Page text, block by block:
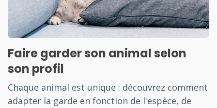
Faire garder son animal selon
son profil
Chaque animal est unique : découvrez comment
adapter la garde en fonction de l'espèce, de